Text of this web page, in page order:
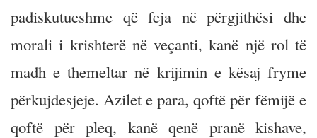
padiskutueshme që feja në përgjithësi dhe
morali i krishterë në veçanti, kanë një rol të
madh e themeltar në krijimin e kësaj fryme
përkujdesjeje. Azilet e para, qoftë për fëmijë e
qoftë për pleq, kanë qenë pranë kishave,